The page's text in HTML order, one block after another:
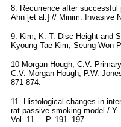
8. Recurrence after
Ahn [et al.] // Minim. Invasive
9. Kim, K.-T. Disc Height and
Kyoung-Tae Kim, Seung-Won
10 Morgan-Hough, C.V.
C.V. Morgan-Hough, P.W.
871-874.
11. Histological changes in
rat passive smoking model /
Vol. 11. – P. 191–197.